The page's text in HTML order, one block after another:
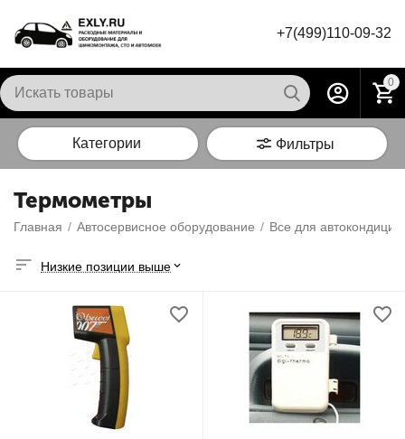
+7(499)110-09-32
0
Категории Фильтры
Термометры
Главная / Автосервисное оборудование / Все для
Низкие позиции выше